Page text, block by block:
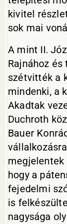
kivitel
sok mai
A mint II.
Rajnához
szétvitték a
mindenki, a
Akadtak
Duchroth
Bauer
megjelentek
hogy a
fejedelmi
is
nagysága